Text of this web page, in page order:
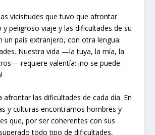
vicisitudes que tuvo que afrontar
y peligroso viaje y las dificultades de su
un país extranjero, con otra lengua:
Nuestra vida —la tuya, la mía, la
requiere valentía: ¡no se puede
afrontar las dificultades de cada día. En
y culturas encontramos hombres y
que, por ser coherentes con sus
todo tipo de dificultades,